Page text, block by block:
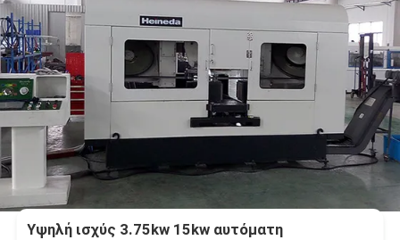
Υψηλή ισχύς 3.75kw 15kw αυτόματη